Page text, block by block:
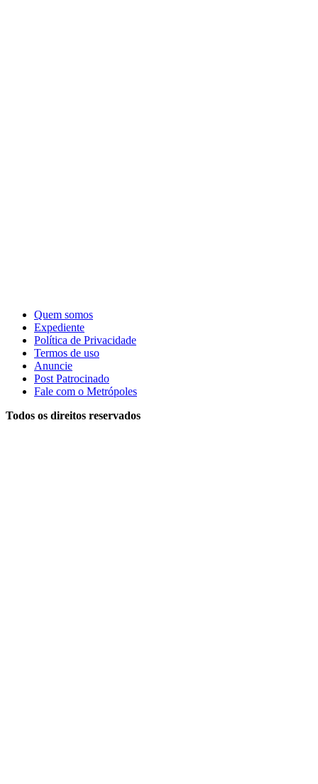
Quem somos
Expediente
Política de Privacidade
Termos de uso
Anuncie
Post Patrocinado
Fale com o Metrópoles
Todos os direitos reservados